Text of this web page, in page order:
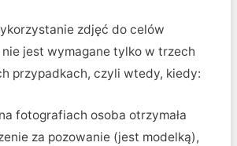
zdjęć do celów
jest wymagane tylko w trzech
przypadkach, czyli wtedy, kiedy:
fotografiach osoba otrzymała
za pozowanie (jest modelką),